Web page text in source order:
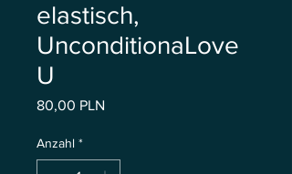
elastisch,
UnconditionaLove
U
80,00 PLN
Anzahl *